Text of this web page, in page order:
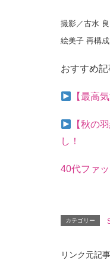
撮影／古水
絵美子 再構
おすすめ
【最高
【秋の
し！
40代ファ
カテゴリー
リンク元記事